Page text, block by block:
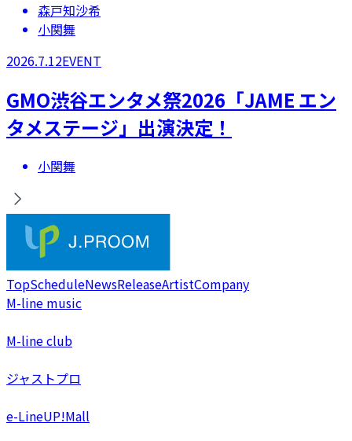
森戸知沙希
小関舞
2026.7.12EVENT
GMO渋谷エンタメ祭2026「JAME エン
タメステージ」出演決定！
小関舞
TopScheduleNewsReleaseArtistCompany
M-line music
M-line club
ジャストプロ
e-LineUP!Mall